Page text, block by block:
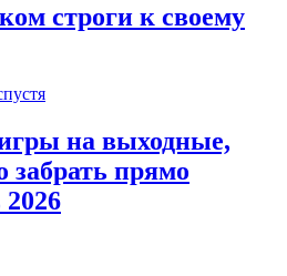
строги к своему
на выходные,
забрать прямо